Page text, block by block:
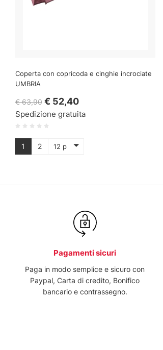
Coperta con copricoda e cinghie incrociate
UMBRIA
€ 63,90 € 52,40
Spedizione gratuita
1 2 12 p
Pagamenti sicuri
Paga in modo semplice e sicuro con
Paypal, Carta di credito, Bonifico
bancario e contrassegno.